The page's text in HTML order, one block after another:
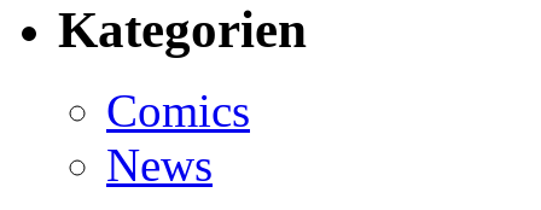
Kategorien
Comics
News